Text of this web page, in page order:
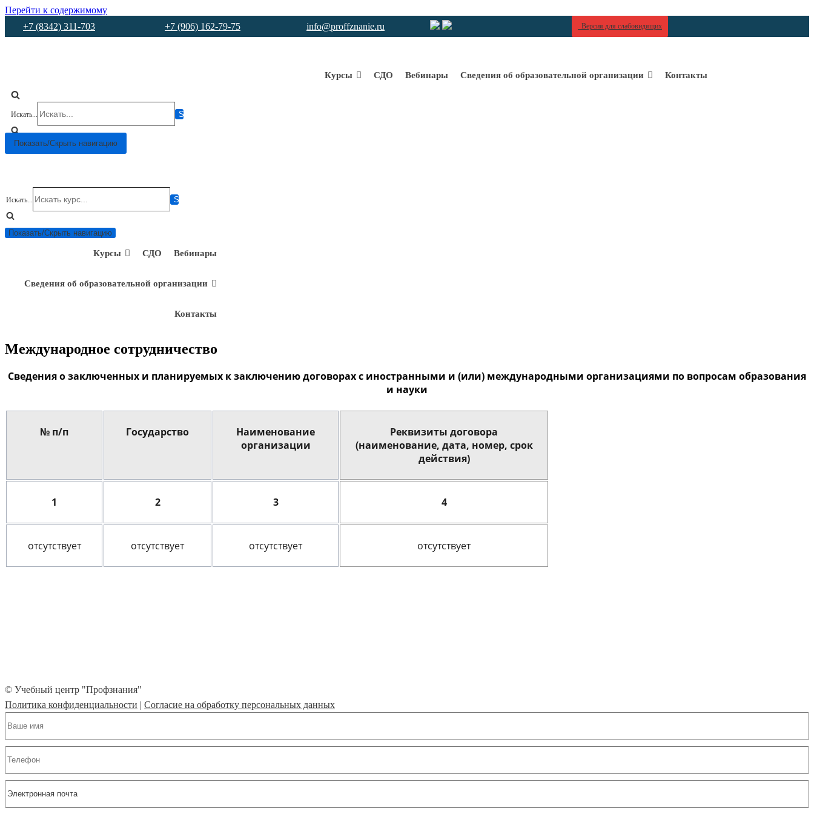
Перейти к содержимому
+7 (8342) 311-703
+7 (906) 162-79-75 info@proffznanie.ru Версия для слабовидящих
Курсы СДО Вебинары Сведения об образовательной организации Контакты
Искать...
Показать/Скрыть навигацию
Искать...
Показать/Скрыть навигацию
Курсы СДО Вебинары
Сведения об образовательной организации
Контакты
Международное сотрудничество
Сведения о заключенных и планируемых к заключению договорах с иностранными и (или) международными организациями по вопросам образования
и науки
№ п/п Государство
Наименование
организации
Реквизиты договора
(наименование, дата, номер, срок
действия)
1 2 3 4
отсутствует отсутствует отсутствует отсутствует
© Учебный центр "Профзнания"
Политика конфиденциальности | Согласие на обработку персональных данных